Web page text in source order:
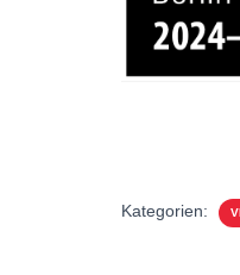
Kategorien: